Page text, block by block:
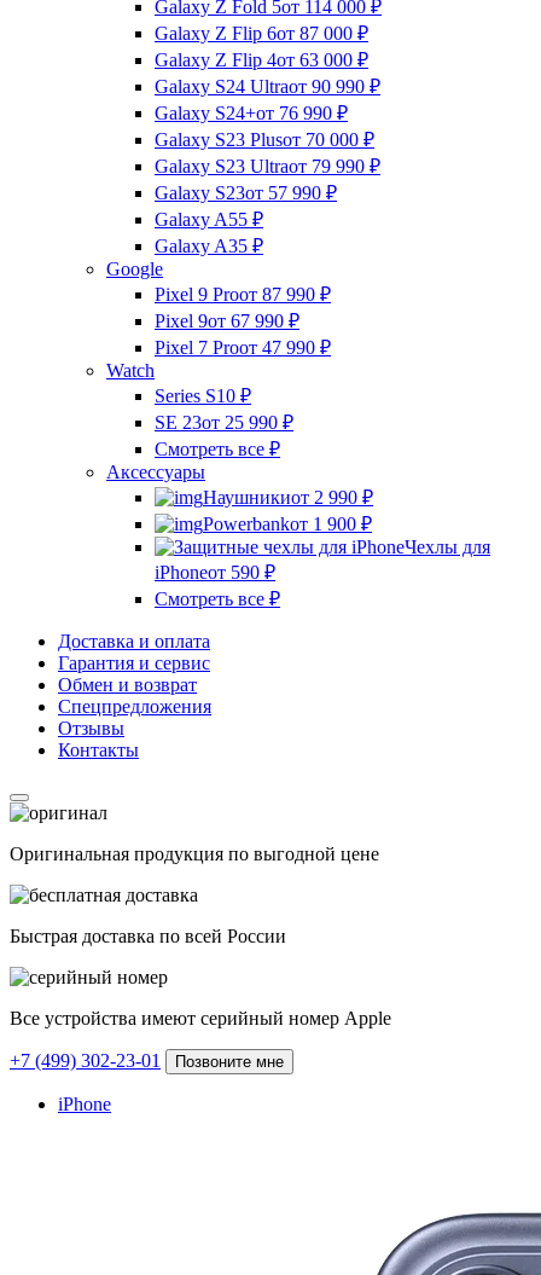
Galaxy Z Fold 5от 114 000 ₽
Galaxy Z Flip 6от 87 000 ₽
Galaxy Z Flip 4от 63 000 ₽
Galaxy S24 Ultraот 90 990 ₽
Galaxy S24+от 76 990 ₽
Galaxy S23 Plusот 70 000 ₽
Galaxy S23 Ultraот 79 990 ₽
Galaxy S23от 57 990 ₽
Galaxy A55 ₽
Galaxy A35 ₽
Google
Pixel 9 Proот 87 990 ₽
Pixel 9от 67 990 ₽
Pixel 7 Proот 47 990 ₽
Watch
Series S10 ₽
SE 23от 25 990 ₽
Смотреть все ₽
Аксессуары
Наушникиот 2 990 ₽
Powerbankот 1 900 ₽
Чехлы для
iPhoneот 590 ₽
Смотреть все ₽
Доставка и оплата
Гарантия и сервис
Обмен и возврат
Спецпредложения
Отзывы
Контакты
Оригинальная продукция по выгодной цене
Быстрая доставка по всей России
Все устройства имеют серийный номер Apple
+7 (499) 302-23-01 Позвоните мне
iPhone